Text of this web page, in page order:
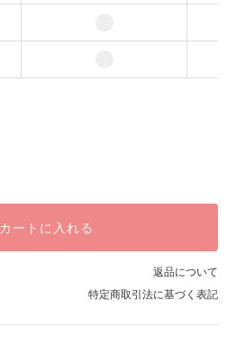
クリスタルAB
クリスタル
クリスタル
クリスタルAB
カートに入れる
返品について
特定商取引法に基づく表記